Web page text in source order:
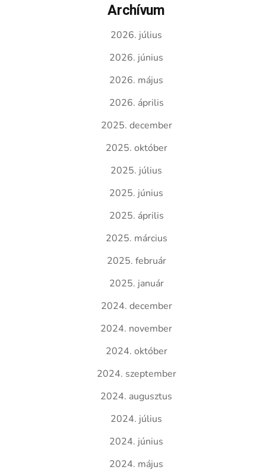
Archívum
2026. július
2026. június
2026. május
2026. április
2025. december
2025. október
2025. július
2025. június
2025. április
2025. március
2025. február
2025. január
2024. december
2024. november
2024. október
2024. szeptember
2024. augusztus
2024. július
2024. június
2024. május